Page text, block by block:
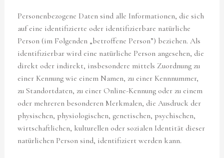
Personenbezogene Daten sind alle Informationen, die sich
auf eine identifizierte oder identifizierbare natürliche
Person (im Folgenden „betroffene Person”) beziehen. Als
identifizierbar wird eine natürliche Person angesehen, die
direkt oder indirekt, insbesondere mittels Zuordnung zu
einer Kennung wie einem Namen, zu einer Kennnummer,
zu Standortdaten, zu einer Online-Kennung oder zu einem
oder mehreren besonderen Merkmalen, die Ausdruck der
physischen, physiologischen, genetischen, psychischen,
wirtschaftlichen, kulturellen oder sozialen Identität dieser
natürlichen Person sind, identifiziert werden kann.